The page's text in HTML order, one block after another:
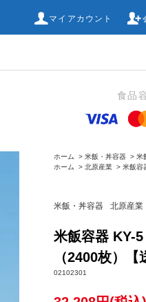
マイアカウント
食品
ホーム > 米飯・丼容器 > 米
ホーム
> 北原産業 > 米飯容
米飯・丼容器 北原産業
米飯容器 KY-
（2400枚）
02102301